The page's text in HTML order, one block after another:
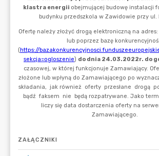
ZAŁĄCZNIKI